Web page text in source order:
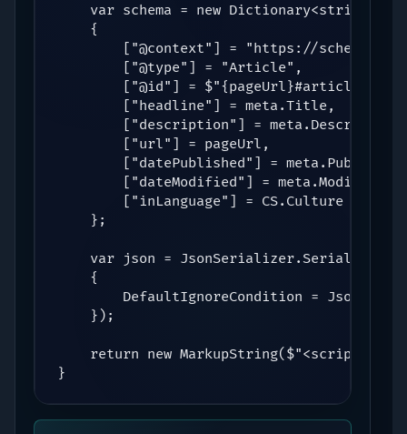
var schema = new Dictionary<string,
    {
["@context"] = "https://
        ["@type"] = "Article",
        ["@id"] = $"{pageUrl}#article",
        ["headline"] = meta.Title,
["description"] =
        ["url"] = pageUrl,
["datePublished"] =
["dateModified"] =
        ["inLanguage"] = CS.Culture
    };
var json =
    {
DefaultIgnoreCondition =
    });
return new MarkupString($"<script
}